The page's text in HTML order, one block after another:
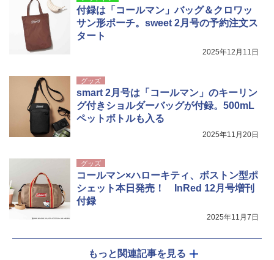
付録は「コールマン」バッグ＆クロワッ
サン形ポーチ。sweet 2月号の予約注文ス
タート
2025年12月11日
グッズ
smart 2月号は「コールマン」のキーリン
グ付きショルダーバッグが付録。500mL
ペットボトルも入る
2025年11月20日
グッズ
コールマン×ハローキティ、ボストン型ポ
シェット本日発売！ InRed 12月号増刊
付録
2025年11月7日
もっと関連記事を見る